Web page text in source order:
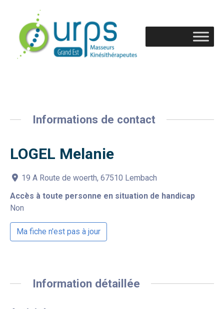
Informations de contact
LOGEL Melanie
19 A Route de woerth, 67510 Lembach
Accès à toute personne en situation de handicap
Non
Ma fiche n'est pas à jour
Information détaillée